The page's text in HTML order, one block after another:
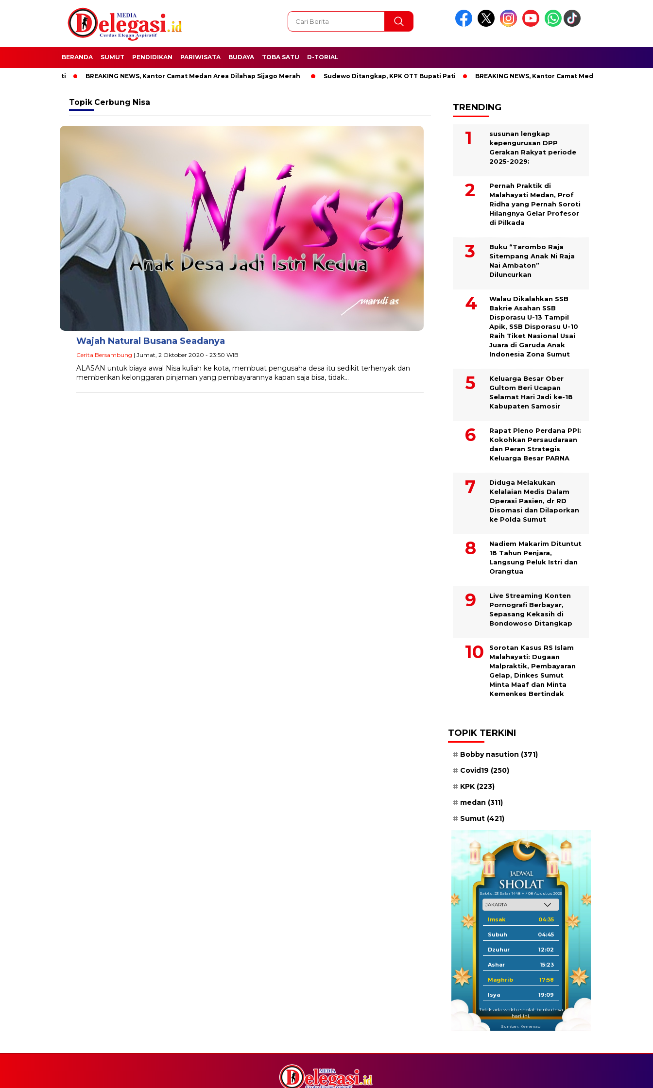
BERANDA SUMUT PENDIDIKAN PARIWISATA BUDAYA TOBA SATU D-TORIAL
BREAKING NEWS, Kantor Camat Medan Area Dilahap Sijago Merah Sudewo Ditangkap, KPK OTT Bupati Pati BREAKING NEWS, Kantor Camat Medan Area Dilahap Sijago
Topik Cerbung Nisa
Wajah Natural Busana Seadanya
Cerita Bersambung | Jumat, 2 Oktober 2020 - 23:50 WIB
ALASAN untuk biaya awal Nisa kuliah ke kota, membuat pengusaha desa itu sedikit terhenyak dan
memberikan kelonggaran pinjaman yang pembayarannya kapan saja bisa, tidak…
TRENDING
susunan lengkap
kepengurusan DPP
Gerakan Rakyat periode
2025-2029:
Pernah Praktik di
Malahayati Medan, Prof
Ridha yang Pernah Soroti
Hilangnya Gelar Profesor
di Pilkada
Buku “Tarombo Raja
Sitempang Anak Ni Raja
Nai Ambaton”
Diluncurkan
Walau Dikalahkan SSB
Bakrie Asahan SSB
Disporasu U-13 Tampil
Apik, SSB Disporasu U-10
Raih Tiket Nasional Usai
Juara di Garuda Anak
Indonesia Zona Sumut
Keluarga Besar Ober
Gultom Beri Ucapan
Selamat Hari Jadi ke-18
Kabupaten Samosir
Rapat Pleno Perdana PPI:
Kokohkan Persaudaraan
dan Peran Strategis
Keluarga Besar PARNA
Diduga Melakukan
Kelalaian Medis Dalam
Operasi Pasien, dr RD
Disomasi dan Dilaporkan
ke Polda Sumut
​Nadiem Makarim Dituntut
18 Tahun Penjara,
Langsung Peluk Istri dan
Orangtua
Live Streaming Konten
Pornografi Berbayar,
Sepasang Kekasih di
Bondowoso Ditangkap
Sorotan Kasus RS Islam
Malahayati: Dugaan
Malpraktik, Pembayaran
Gelap, Dinkes Sumut
Minta Maaf dan Minta
Kemenkes Bertindak
TOPIK TERKINI
Bobby nasution (371)
Covid19 (250)
KPK (223)
medan (311)
Sumut (421)
Sabtu, 23 Safar 1448 H / 08 Agustus 2026
Imsak 04:35
Subuh 04:45
Dzuhur 12:02
Ashar 15:23
Maghrib 17:58
Isya 19:09
Tidak ada waktu sholat berikutnya
hari ini.
Sumber: Kemenag